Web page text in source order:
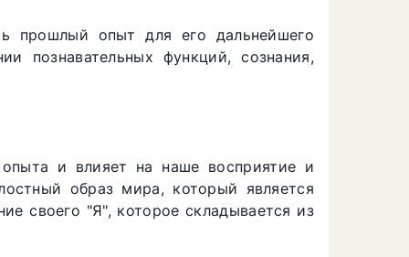
прошлый опыт для его дальнейшего
познавательных функций, сознания,
и влияет на наше восприятие и
образ мира, который является
своего "Я", которое складывается из